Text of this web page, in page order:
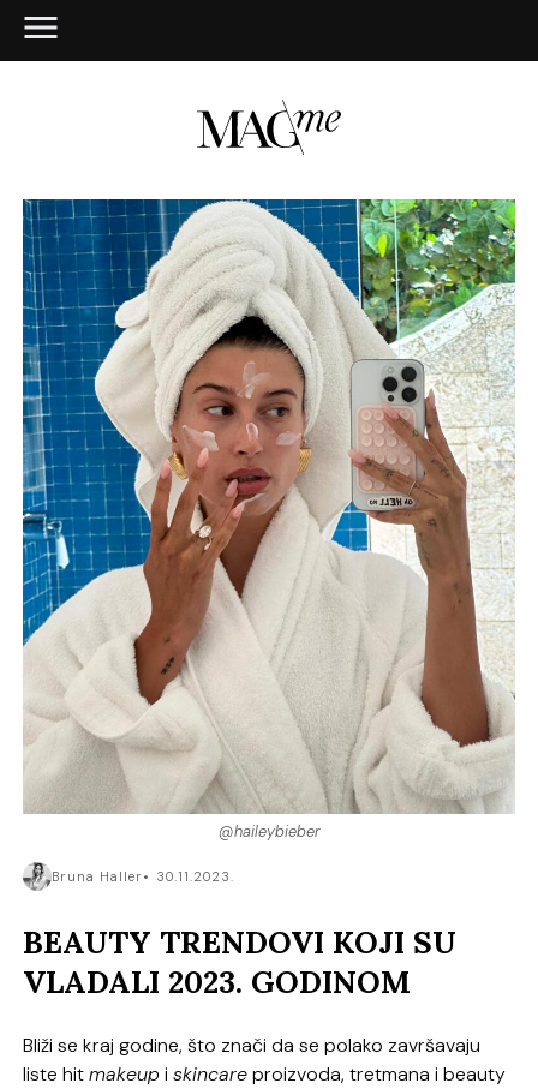
@haileybieber
Bruna Haller 30.11.2023.
BEAUTY TRENDOVI KOJI SU
VLADALI 2023. GODINOM
Bliži se kraj godine, što znači da se polako završavaju
liste hitmakeup iskincareproizvoda, tretmana i beauty